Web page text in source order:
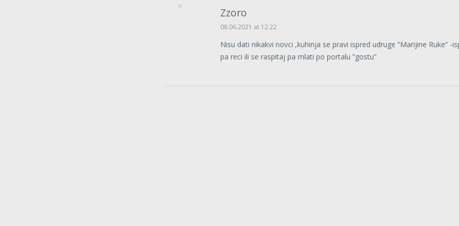
Zzoro
08.06.2021 at 12:22
Nisu dati nikakvi novci ,kuhinja se pravi ispred udruge ”Marijine Ruke” -
pa reci ili se raspitaj pa mlati po portalu ”gostu”